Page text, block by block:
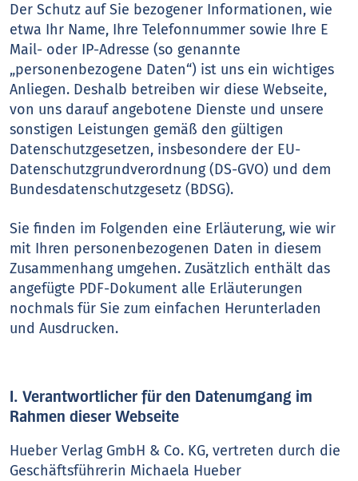
Der Schutz auf Sie bezogener Informationen, wie
etwa Ihr Name, Ihre Telefonnummer sowie Ihre E
Mail- oder IP-Adresse (so genannte
„personenbezogene Daten“) ist uns ein wichtiges
Anliegen. Deshalb betreiben wir diese Webseite,
von uns darauf angebotene Dienste und unsere
sonstigen Leistungen gemäß den gültigen
Datenschutzgesetzen, insbesondere der EU-
Datenschutzgrundverordnung (DS-GVO) und dem
Bundesdatenschutzgesetz (BDSG).
Sie finden im Folgenden eine Erläuterung, wie wir
mit Ihren personenbezogenen Daten in diesem
Zusammenhang umgehen. Zusätzlich enthält das
angefügte PDF-Dokument alle Erläuterungen
nochmals für Sie zum einfachen Herunterladen
und Ausdrucken.
I. Verantwortlicher für den Datenumgang im
Rahmen dieser Webseite
Hueber Verlag GmbH & Co. KG, vertreten durch die
Geschäftsführerin Michaela Hueber